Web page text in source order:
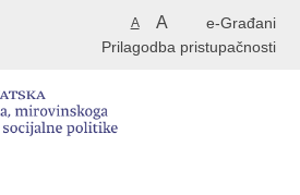
e-Građani
A A
Prilagodba pristupačnosti